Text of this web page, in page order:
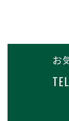
お